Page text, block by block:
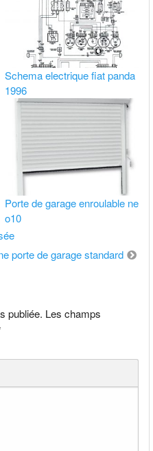
Schema electrique fiat panda
1996
Porte de garage enroulable ne
o10
porte de garage standard
publiée. Les champs